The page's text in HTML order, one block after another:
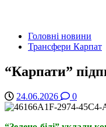
Головні новини
Трансфери Карпат
“Карпати”
24.06.2026 0